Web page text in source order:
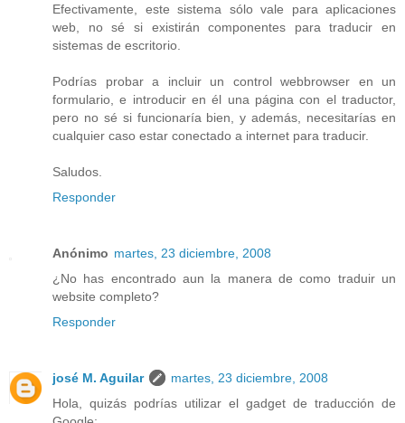
Efectivamente, este sistema sólo vale para aplicaciones
web, no sé si existirán componentes para traducir en
sistemas de escritorio.
Podrías probar a incluir un control webbrowser en un
formulario, e introducir en él una página con el traductor,
pero no sé si funcionaría bien, y además, necesitarías en
cualquier caso estar conectado a internet para traducir.
Saludos.
Responder
Anónimo martes, 23 diciembre, 2008
¿No has encontrado aun la manera de como traduir un
website completo?
Responder
josé M. Aguilar
martes, 23 diciembre, 2008
Hola, quizás podrías utilizar el gadget de traducción de